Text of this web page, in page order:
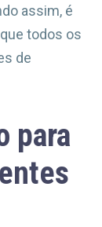
assim, é
todos os
de
para